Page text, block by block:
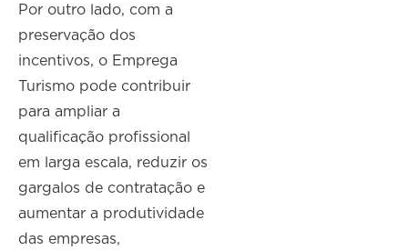
Por outro lado, com a
preservação dos
incentivos, o Emprega
Turismo pode contribuir
para ampliar a
qualificação profissional
em larga escala, reduzir os
gargalos de contratação e
aumentar a produtividade
das empresas,